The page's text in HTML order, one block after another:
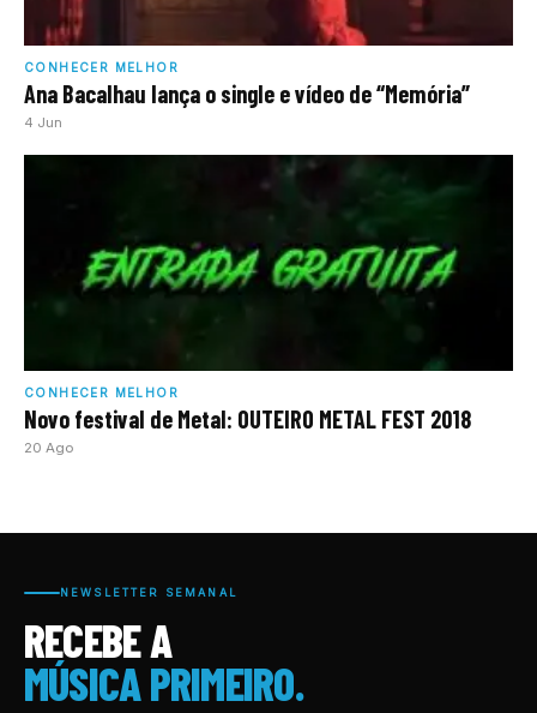
CONHECER MELHOR
Ana Bacalhau lança o single e vídeo de “Memória”
4 Jun
CONHECER MELHOR
Novo festival de Metal: OUTEIRO METAL FEST 2018
20 Ago
NEWSLETTER SEMANAL
RECEBE A
MÚSICA PRIMEIRO.